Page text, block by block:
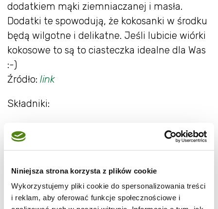
Niniejsza strona korzysta z plików cookie
Wykorzystujemy pliki cookie do spersonalizowania treści
i reklam, aby oferować funkcje społecznościowe i
dodatkiem mąki ziemniaczanej i masła.
Dodatki te spowodują, że kokosanki w środku
będą wilgotne i delikatne. Jeśli lubicie wiórki
kokosowe to są to ciasteczka idealne dla Was
:-)
Źródło: link
Składniki:
4 białka
1 łyżka mąki ziemniaczanej
1 łyżka soku z cytryny